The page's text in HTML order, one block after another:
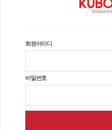
회원아이디
비밀번호